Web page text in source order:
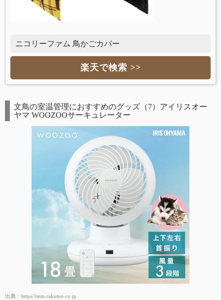
ニコリーファム 鳥かごカバー
楽天で検索 >>
文鳥の室温管理におすすめのグッズ（7）アイリスオー
ヤマ WOOZOOサーキュレーター
出典： https//item.rakuten.co.jp